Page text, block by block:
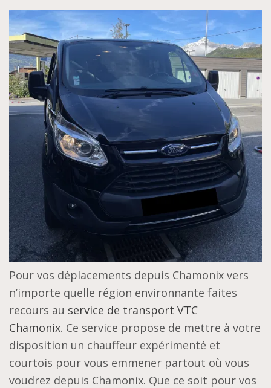
Pour vos déplacements depuis Chamonix vers
n’importe quelle région environnante faites
recours au service de transport VTC
Chamonix. Ce service propose de mettre à votre
disposition un chauffeur expérimenté et
courtois pour vous emmener partout où vous
voudrez depuis Chamonix. Que ce soit pour vos